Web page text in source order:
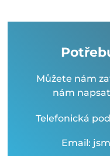
Můžete nám
nám
Telefonická
Email: